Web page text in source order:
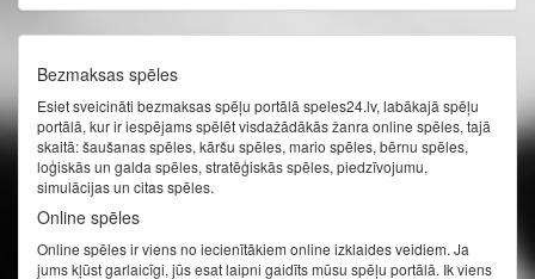
Bezmaksas spēles
Esiet sveicināti bezmaksas spēļu portālā speles24.lv, labākajā spēļu
portālā, kur ir iespējams spēlēt visdažādākās žanra online spēles, tajā
skaitā: šaušanas spēles, kāršu spēles, mario spēles, bērnu spēles,
loģiskās un galda spēles, stratēģiskās spēles, piedzīvojumu,
simulācijas un citas spēles.
Online spēles
Online spēles ir viens no iecienītākiem online izklaides veidiem. Ja
jums kļūst garlaicīgi, jūs esat laipni gaidīts mūsu spēļu portālā. Ik viens